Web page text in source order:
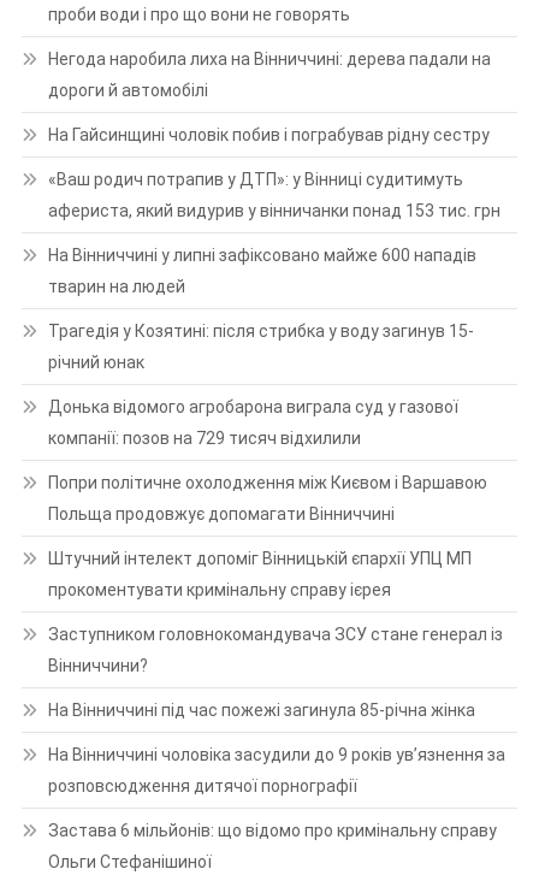
проби води і про що вони не говорять
Негода наробила лиха на Вінниччині: дерева падали на
дороги й автомобілі
На Гайсинщині чоловік побив і пограбував рідну сестру
«Ваш родич потрапив у ДТП»: у Вінниці судитимуть
афериста, який видурив у вінничанки понад 153 тис. грн
На Вінниччині у липні зафіксовано майже 600 нападів
тварин на людей
Трагедія у Козятині: після стрибка у воду загинув 15-
річний юнак
Донька відомого агробарона виграла суд у газової
компанії: позов на 729 тисяч відхилили
Попри політичне охолодження між Києвом і Варшавою
Польща продовжує допомагати Вінниччині
Штучний інтелект допоміг Вінницькій єпархії УПЦ МП
прокоментувати кримінальну справу ієрея
Заступником головнокомандувача ЗСУ стане генерал із
Вінниччини?
На Вінниччині під час пожежі загинула 85-річна жінка
На Вінниччині чоловіка засудили до 9 років ув’язнення за
розповсюдження дитячої порнографії
Застава 6 мільйонів: що відомо про кримінальну справу
Ольги Стефанішиної